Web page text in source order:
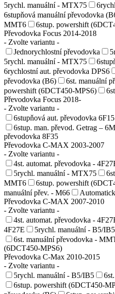
5rychl. manuální - MTX75
6stupňová manuální převodovka
MMT6
6stup. powershift
Převodovka Focus 2014-2018
- Zvolte variantu -
Jednorychlostní převodovka
5rychl. manuální - MTX75
6rychlostní aut. převodovka DPS6
převodovka (B6)
6st. manuální
powershift (6DCT450-MPS6)
Převodovka Focus 2018-
- Zvolte variantu -
6stupňová aut. převodovka 6F15
6stup. man. převod. Getrag –
převodovka 8F35
Převodovka C-MAX 2003-2007
- Zvolte variantu -
4st. automat. převodovka -
5rychl. manuální - MTX75
MMT6
6stup. powershift
manuální přev. - M66
Převodovka C-MAX 2007-2010
- Zvolte variantu -
4st. automat. převodovka -
4F27E
5rychl. manuální - B5/IB5
6st. manuální převodovka -
(6DCT450-MPS6)
Převodovka C-Max 2010-2015
- Zvolte variantu -
5rychl. manuální - B5/IB5
6stup. powershift (6DCT450-